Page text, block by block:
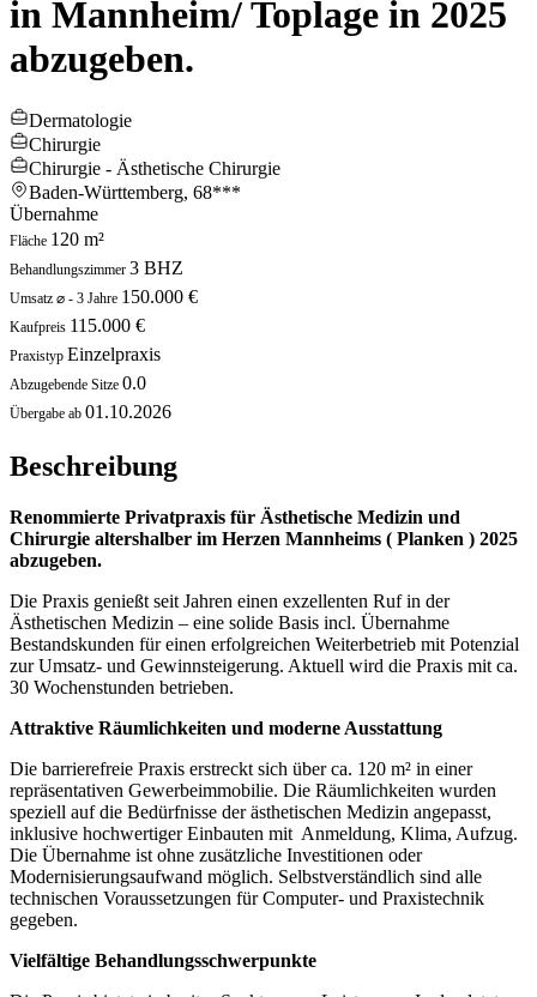
in Mannheim/ Toplage in 2025
abzugeben.
Dermatologie
Chirurgie
Chirurgie - Ästhetische Chirurgie
Baden-Württemberg, 68***
Übernahme
Fläche 120 m²
Behandlungszimmer 3 BHZ
Umsatz ⌀ - 3 Jahre 150.000 €
Kaufpreis 115.000 €
Praxistyp Einzelpraxis
Abzugebende Sitze 0.0
Übergabe ab 01.10.2026
Beschreibung
Renommierte Privatpraxis für Ästhetische Medizin und
Chirurgie altershalber im Herzen Mannheims ( Planken ) 2025
abzugeben.
Die Praxis genießt seit Jahren einen exzellenten Ruf in der
Ästhetischen Medizin – eine solide Basis incl. Übernahme
Bestandskunden für einen erfolgreichen Weiterbetrieb mit Potenzial
zur Umsatz- und Gewinnsteigerung. Aktuell wird die Praxis mit ca.
30 Wochenstunden betrieben.
Attraktive Räumlichkeiten und moderne Ausstattung
Die barrierefreie Praxis erstreckt sich über ca. 120 m² in einer
repräsentativen Gewerbeimmobilie. Die Räumlichkeiten wurden
speziell auf die Bedürfnisse der ästhetischen Medizin angepasst,
inklusive hochwertiger Einbauten mit Anmeldung, Klima, Aufzug.
Die Übernahme ist ohne zusätzliche Investitionen oder
Modernisierungsaufwand möglich. Selbstverständlich sind alle
technischen Voraussetzungen für Computer- und Praxistechnik
gegeben.
Vielfältige Behandlungsschwerpunkte